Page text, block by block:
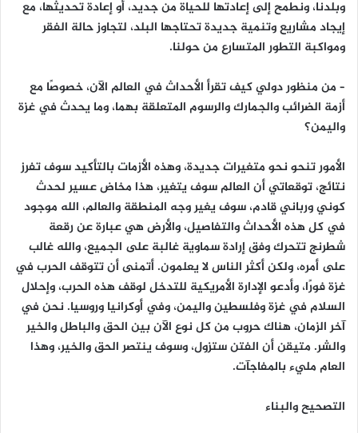
وبلدنا، ونطمح إلى إعادتها للحياة من جديد، أو إعادة تحديثها، مع
إيجاد مشاريع وتنمية جديدة تحتاجها البلد، لتجاوز حالة الفقر
ومواكبة التطور المتسارع من حولنا.
– من منظور دولي كيف تقرأ الأحداث في العالم الآن، خصوصًا مع
أزمة الضرائب والجمارك والرسوم المتعلقة بهما، وما يحدث في غزة
واليمن؟
الأمور تنحو نحو متغيرات جديدة، وهذه الأزمات بالتأكيد سوف تفرز
نتائج، توقعاتي أن العالم سوف يتغير، هذا مخاض عسير لحدث
كوني ورباني قادم، سوف يغير وجه المنطقة والعالم، الله موجود
في كل هذه الأحداث والتفاصيل، والأرض هي عبارة عن رقعة
شطرنج تتحرك وفق إرادة سماوية غالبة على الجميع، والله غالب
على أمره، ولكن أكثر الناس لا يعلمون. أتمنى أن تتوقف الحرب في
غزة فورًا، وأدعو الإدارة الأمريكية للتدخل لوقف هذه الحرب، وإحلال
السلام في غزة وفلسطين واليمن، وفي أوكرانيا وروسيا. نحن في
آخر الزمان، هناك حروب من كل نوع الآن بين الحق والباطل والخير
والشر. متيقن أن الفتن ستزول، وسوف ينتصر الحق والخير، وهذا
العام مليء بالمفاجآت.
التصحيح والبناء